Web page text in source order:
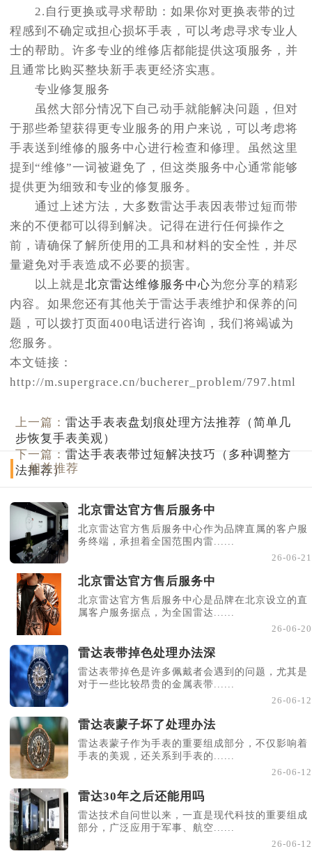
2.自行更换或寻求帮助：如果你对更换表带的过
程感到不确定或担心损坏手表，可以考虑寻求专业人
士的帮助。许多专业的维修店都能提供这项服务，并
且通常比购买整块新手表更经济实惠。
专业修复服务
虽然大部分情况下自己动手就能解决问题，但对
于那些希望获得更专业服务的用户来说，可以考虑将
手表送到维修的服务中心进行检查和修理。虽然这里
提到“维修”一词被避免了，但这类服务中心通常能够
提供更为细致和专业的修复服务。
通过上述方法，大多数雷达手表因表带过短而带
来的不便都可以得到解决。记得在进行任何操作之
前，请确保了解所使用的工具和材料的安全性，并尽
量避免对手表造成不必要的损害。
以上就是北京雷达维修服务中心为您分享的精彩
内容。如果您还有其他关于雷达手表维护和保养的问
题，可以拨打页面400电话进行咨询，我们将竭诚为
您服务。
本文链接：
http://m.supergrace.cn/bucherer_problem/797.html
上一篇：雷达手表表盘划痕处理方法推荐（简单几
步恢复手表美观）
下一篇：雷达手表表带过短解决技巧（多种调整方
法推荐）
相关推荐
北京雷达官方售后服务中
北京雷达官方售后服务中心作为品牌直属的客户服
务终端，承担着全国范围内雷......
26-06-21
北京雷达官方售后服务中
北京雷达官方售后服务中心是品牌在北京设立的直
属客户服务据点，为全国雷达......
26-06-20
雷达表带掉色处理办法深
雷达表带掉色是许多佩戴者会遇到的问题，尤其是
对于一些比较昂贵的金属表带......
26-06-12
雷达表蒙子坏了处理办法
雷达表蒙子作为手表的重要组成部分，不仅影响着
手表的美观，还关系到手表的......
26-06-12
雷达30年之后还能用吗
雷达技术自问世以来，一直是现代科技的重要组成
部分，广泛应用于军事、航空......
26-06-12